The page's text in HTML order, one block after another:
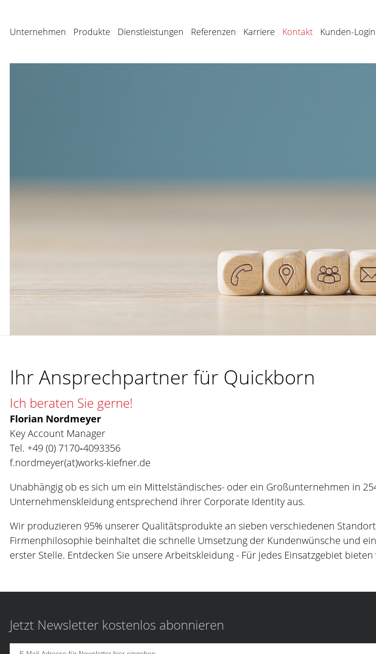
Unternehmen Produkte Dienstleistungen Referenzen Karriere Kontakt Kunden-Login
Ihr Ansprechpartner für Quickborn
Ich beraten Sie gerne!
Florian Nordmeyer
Key Account Manager
Tel. +49 (0) 7170‐4093356
f.nordmeyer(at)works-kiefner.de
Unabhängig ob es sich um ein Mittelständisches- oder ein Großunternehmen in
Unternehmenskleidung entsprechend ihrer Corporate Identity aus.
Wir produzieren 95% unserer Qualitätsprodukte an sieben verschiedenen
Firmenphilosophie beinhaltet die schnelle Umsetzung der Kundenwünsche und
erster Stelle. Entdecken Sie unsere Arbeitskleidung - Für jedes Einsatzgebiet
Jetzt Newsletter kostenlos abonnieren